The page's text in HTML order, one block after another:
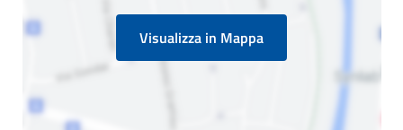
Visualizza in Mappa